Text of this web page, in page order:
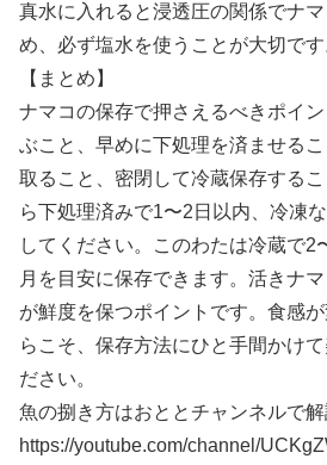
真水に入れると浸透圧の関係でナ
め、必ず塩水を使うことが大切です
【まとめ】
ナマコの保存で押さえるべきポイ
ぶこと、早めに下処理を済ませる
取ること、密閉して冷蔵保存する
ら下処理済みで1〜2日以内、冷凍
してください。このわたは冷蔵で2
月を目安に保存できます。活きナ
が鮮度を保つポイントです。食感
らこそ、保存方法にひと手間かけ
ださい。
魚の捌き方はおととチャンネルで解
https://youtube.com/channel/